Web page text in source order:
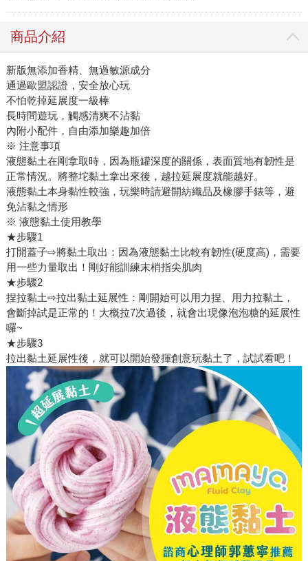
商品介紹
新版無添加香精、無過敏源成分
通過歐盟認證，安全放心玩
不怕乾掉延展度一級棒
長時間遊玩，觸感清爽不沾黏
內附小配件，自由添加樂趣加倍
※ 注意事項
液態黏土在剛拿取時，因為瓶罐深度的關係，表面質地有韌性是
正常情況。將整坨黏土拿出來後，越拉延展度就能越好。
液態黏土本身黏性較強，玩樂時請避開紡織品及橡膠手錶等，避
免沾黏之情形
※ 液態黏土使用教學
★步驟1
打開蓋子⇨將黏土取出：因為液態黏土比較有韌性(硬度高)，需要
用一些力量取出！剛好能訓練末梢指尖肌肉
★步驟2
捏拉黏土⇨拉出黏土延展性：剛開始可以用力捏、用力拉黏土，
會斷掉試是正常的！大概拉7次過後，就會出現像泡泡糖的延展性
囉~
★步驟3
拉出黏土延展性後，就可以開始發揮創意玩黏土了，試試看吧！